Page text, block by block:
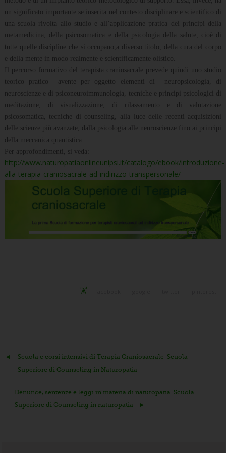
un significato importante se inserita nel contesto disciplinare e scientifico di
una scuola rivolta allo studio e all’applicazione pratica dei principi della
metamedicina, della psicosomatica e della psicologia della salute, cioè di
tutte quelle discipline che si occupano,a diverso titolo, della cura del corpo
e della mente in modo realmente e scientificamente olistico.
Il percorso formativo del terapista craniosacrale prevede quindi uno studio
teorico pratico avente per oggetto elementi di neuropsicologia, di
neuroscienze e di psiconeuroimmunologia, tecniche e principi psicologici di
meditazione, di visualizzazione, di rilassamento e di valutazione
psicosomatica, tecniche di counseling, alla luce delle recenti acquisizioni
delle scienze più avanzate, dalla psicologia alle neuroscienze fino ai principi
della meccanica quantistica.
Per approfondimenti, si veda:
http://www.naturopatiaonlineunipsi.it/catalogo/ebook/introduzione-
alla-terapia-craniosacrale-ad-indirizzo-transpersonale/
Scuola e corsi intensivi di Terapia Craniosacrale-Scuola
Superiore di Counseling in Naturopatia
Denunce, sentenze e leggi in materia di naturopatia. Scuola
Superiore di Counseling in naturopatia